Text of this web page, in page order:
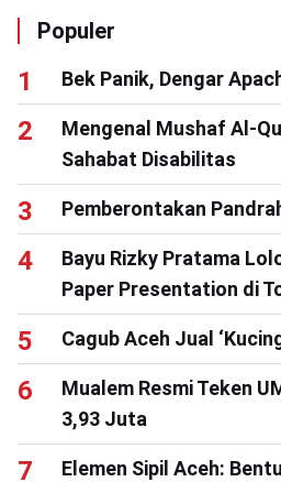
Populer
Bek Panik, Dengar
Mengenal Mushaf Al-
Sahabat Disabilitas
Pemberontakan
Bayu Rizky Pratama
Paper Presentation di
Cagub Aceh Jual
Mualem Resmi Teken
3,93 Juta
Elemen Sipil Aceh: